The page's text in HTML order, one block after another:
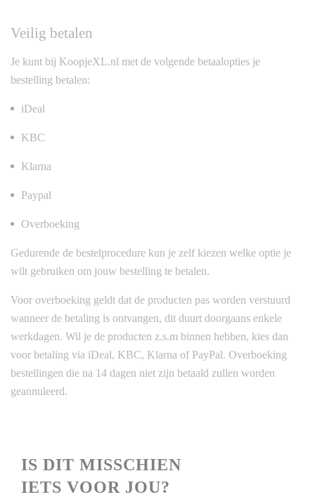
Veilig betalen
Je kunt bij KoopjeXL.nl met de volgende betaalopties je
bestelling betalen:
iDeal
KBC
Klarna
Paypal
Overboeking
Gedurende de bestelprocedure kun je zelf kiezen welke optie je
wilt gebruiken om jouw bestelling te betalen.
Voor overboeking geldt dat de producten pas worden verstuurd
wanneer de betaling is ontvangen, dit duurt doorgaans enkele
werkdagen. Wil je de producten z.s.m binnen hebben, kies dan
voor betaling via iDeal, KBC, Klarna of PayPal. Overboeking
bestellingen die na 14 dagen niet zijn betaald zullen worden
geannuleerd.
IS DIT MISSCHIEN
IETS VOOR JOU?